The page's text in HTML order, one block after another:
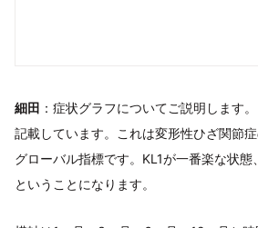
細田 ：症状グラフについてご説明します
記載しています。これは変形性ひざ関節
グローバル指標です。KL1が一番楽な状
ということになります。